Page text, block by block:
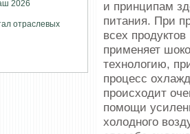
и принципам
питания. При
всех
применяет
технологию,
процесс
происходит
помощи
холодного